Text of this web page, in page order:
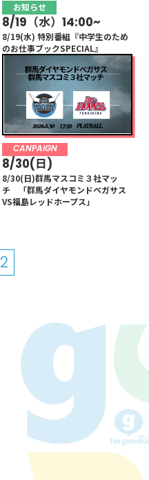
お知らせ
8/19（水）14:00~
8/19(水) 特別番組『中学生のため
のお仕事ブックSPECIAL』
CANPAIGN
8/30(日)
8/30(日)群馬マスコミ３社マッ
チ 「群馬ダイヤモンドペガサス
VS福島レッドホープス」
2